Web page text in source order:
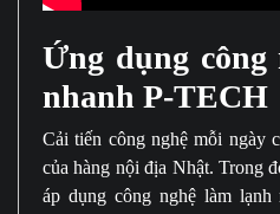
Ứng dụng công
nhanh P-TECH
Cải tiến công nghệ mỗi ngày
của hàng nội địa Nhật. Trong
áp dụng công nghệ làm